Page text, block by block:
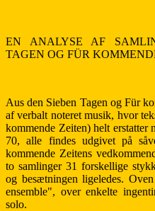
EN ANALYSE AF
TAGEN OG FÜR
Aus den Sieben Tagen og Für
af verbalt noteret musik, hvor
kommende Zeiten) helt erstatter
70, alle findes udgivet på
kommende Zeitens
to samlinger 31 forskellige
og besætningen ligeledes.
ensemble", over enkelte
solo.